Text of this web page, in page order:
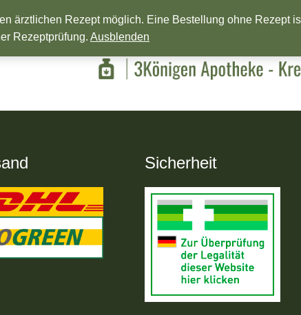
ein Frohes neues Jahr!
Sicherheit
ärztlichen Rezept möglich. Eine Bestellung ohne Rezept
Rezeptprüfung. Ausblenden